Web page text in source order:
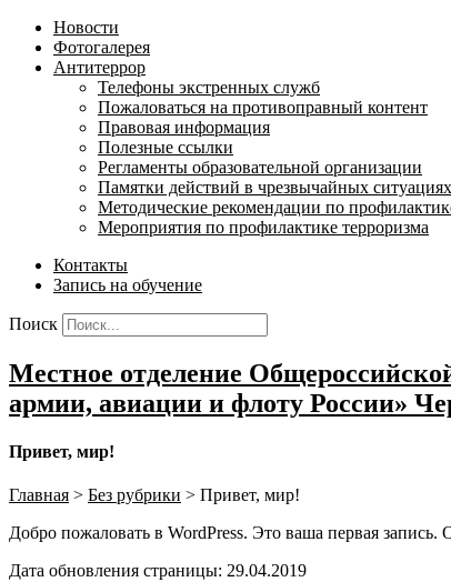
Новости
Фотогалерея
Антитеррор
Телефоны экстренных служб
Пожаловаться на противоправный контент
Правовая информация
Полезные ссылки
Регламенты образовательной организации
Памятки действий в чрезвычайных ситуациях
Методические рекомендации по
Мероприятия по профилактике терроризма
Контакты
Запись на обучение
Поиск
Местное отделение
армии, авиации и флоту России»
Привет, мир!
Главная > Без рубрики > Привет, мир!
Добро пожаловать в WordPress. Это ваша первая запись.
Дата обновления страницы: 29.04.2019